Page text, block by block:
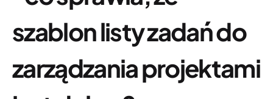
szablon listy zadań do
zarządzania projektami